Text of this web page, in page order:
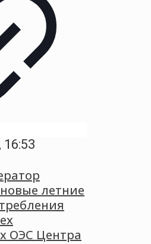
16:53
летние
ОЭС Центра